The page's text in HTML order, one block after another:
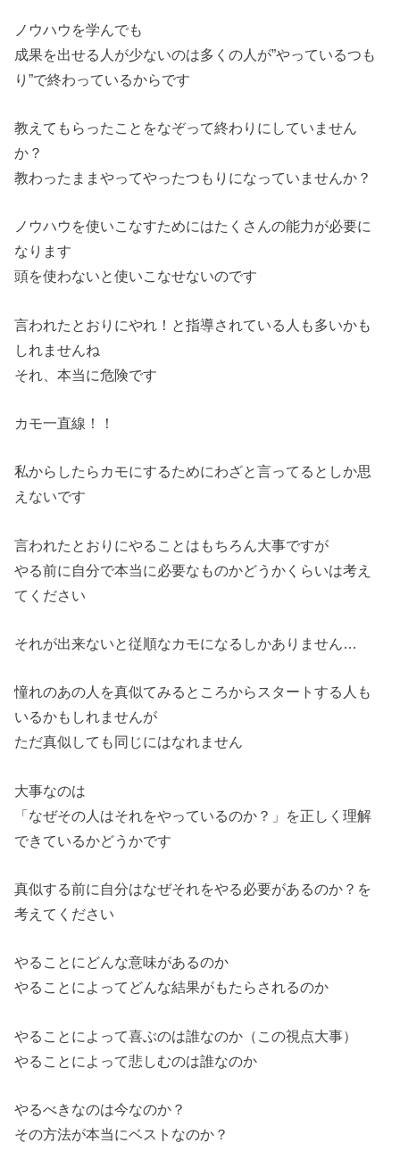
ノウハウを学んでも
成果を出せる人が少ないのは多くの人が”やっているつも
り”で終わっているからです
教えてもらったことをなぞって終わりにしていません
か？
教わったままやってやったつもりになっていませんか？
ノウハウを使いこなすためにはたくさんの能力が必要に
なります
頭を使わないと使いこなせないのです
言われたとおりにやれ！と指導されている人も多いかも
しれませんね
それ、本当に危険です
カモ一直線！！
私からしたらカモにするためにわざと言ってるとしか思
えないです
言われたとおりにやることはもちろん大事ですが
やる前に自分で本当に必要なものかどうかくらいは考え
てください
それが出来ないと従順なカモになるしかありません…
憧れのあの人を真似てみるところからスタートする人も
いるかもしれませんが
ただ真似しても同じにはなれません
大事なのは
「なぜその人はそれをやっているのか？」を正しく理解
できているかどうかです
真似する前に自分はなぜそれをやる必要があるのか？を
考えてください
やることにどんな意味があるのか
やることによってどんな結果がもたらされるのか
やることによって喜ぶのは誰なのか（この視点大事）
やることによって悲しむのは誰なのか
やるべきなのは今なのか？
その方法が本当にベストなのか？